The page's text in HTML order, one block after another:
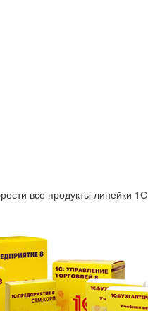
все продукты линейки 1С